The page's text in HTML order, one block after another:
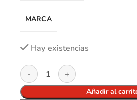
MARCA
Hay existencias
Añadir al